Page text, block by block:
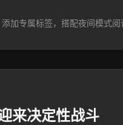
加专属标签，搭配夜间模式阅
来决定性战斗